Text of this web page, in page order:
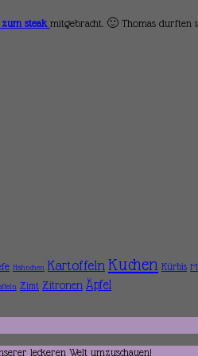
steak mitgebracht. 🙂 Thomas durften
Hähnchen Kartoffeln Kuchen Kürbis
Zimt Zitronen Äpfel
leckeren Welt umzuschauen!